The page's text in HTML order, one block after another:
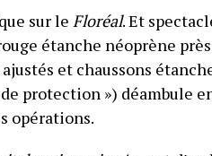
sur le Floréal. Et
étanche néoprène
et chaussons
de protection ») déambule
opérations.